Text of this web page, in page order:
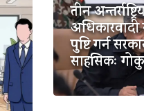
तीन
पुष्टि गर्न
साहसिकः